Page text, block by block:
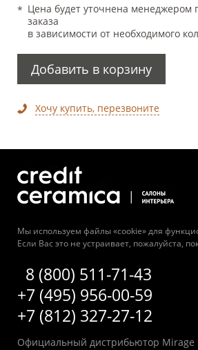
Цена будет уточнена менеджером
заказа
в зависимости от необходимого
Добавить в корзину
Хочу купить, перезвоните
Мы используем файлы «cookie» для
Если Вас это не устраивает, пожалуйста,
8 (800) 511-71-43
+7 (495) 956-00-59
+7 (812) 327-27-12
Официальный дистрибьютор Mirage